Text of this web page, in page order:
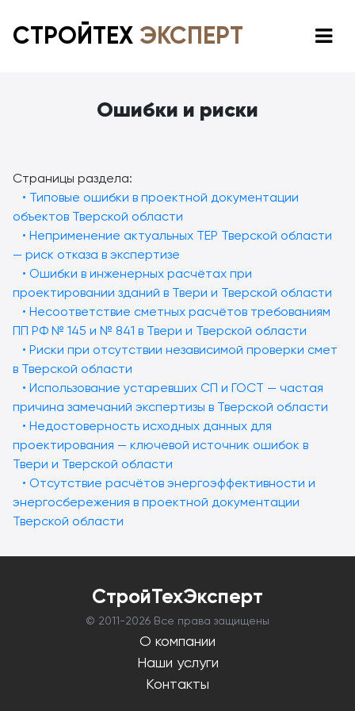
СТРОЙТЕХ ЭКСПЕРТ
Ошибки и риски
Страницы раздела:
• Типовые ошибки в проектной документации
объектов Тверской области
• Неприменение актуальных ТЕР Тверской области
— риск отказа в экспертизе
• Ошибки в инженерных расчётах при
проектировании зданий в Твери и Тверской области
• Несоответствие сметных расчётов требованиям
ПП РФ № 145 и № 841 в Твери и Тверской области
• Риски при отсутствии независимой проверки смет
в Тверской области
• Использование устаревших СП и ГОСТ — частая
причина замечаний экспертизы в Тверской области
• Недостоверность исходных данных для
проектирования — ключевой источник ошибок в
Твери и Тверской области
• Отсутствие расчётов энергоэффективности и
энергосбережения в проектной документации
Тверской области
СтройТехЭксперт
© 2011-2026 Все права защищены
О компании
Наши услуги
Контакты